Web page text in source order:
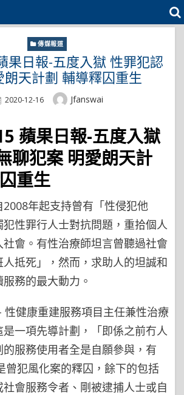
傳媒報道
果日報-五度入獄 性罪犯認
天計劃 輔導釋囚重生
Posted
2020-12-16 Author
Jfanswai
蘋果日報-五度入獄
聊犯案 明愛朗天計
重生
年起支持曾有「性侵犯他
性罪行人士對抗問題，重拾個人
社會。有性治療師坦言曾聽過社會
抵死」，然而，求助人的坦誠和
務的最大動力。
性健康重建服務項目主任兼性治療
一項先導計劃，「即係之前冇人
服務使用者全是自願參與，有
曾犯風化案的釋囚，餘下的包括
會服務令者、剛被逮捕人士或自